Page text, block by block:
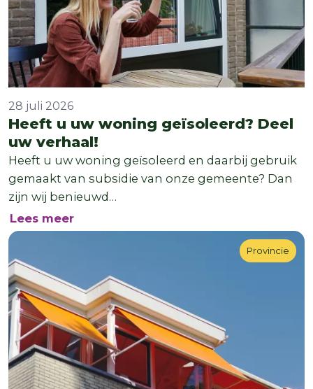
Heeft u uw woning geïsoleerd? Deel
uw verhaal!
28 juli 2026
Heeft u uw woning geïsoleerd en daarbij gebruik
gemaakt van subsidie van onze gemeente? Dan
zijn wij benieuwd…
Lees meerover Heeft u uw woning geïsoleerd?
Provincie
Provincie